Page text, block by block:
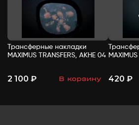
Трансферные накладки
MAXIMUS TRANSFERS, АКНЕ 04
2 100 ₽ В корзину
- + 420 ₽